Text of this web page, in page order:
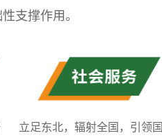
支撑作用。
立足东北，辐射全国，引领国